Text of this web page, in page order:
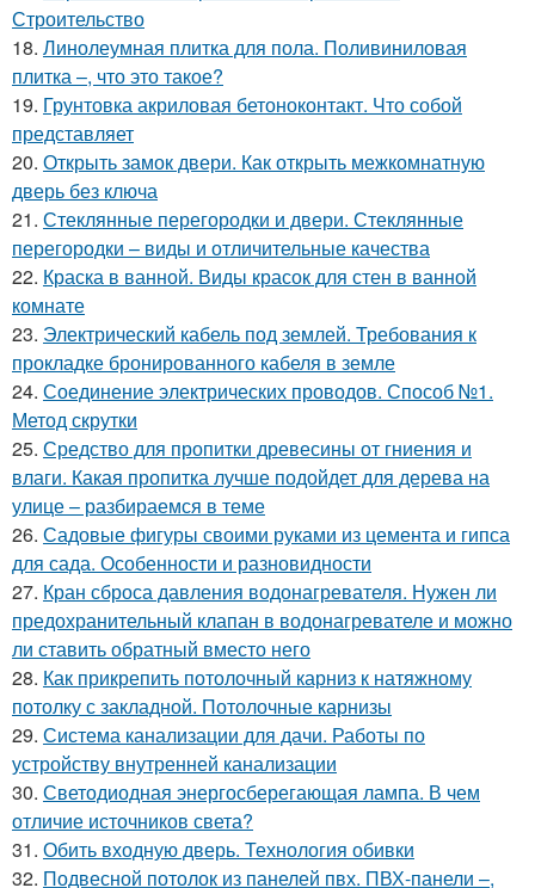
Строительство
18. Линолеумная плитка для пола. Поливиниловая
плитка –, что это такое?
19. Грунтовка акриловая бетоноконтакт. Что собой
представляет
20. Открыть замок двери. Как открыть межкомнатную
дверь без ключа
21. Стеклянные перегородки и двери. Стеклянные
перегородки – виды и отличительные качества
22. Краска в ванной. Виды красок для стен в ванной
комнате
23. Электрический кабель под землей. Требования к
прокладке бронированного кабеля в земле
24. Соединение электрических проводов. Способ №1.
Метод скрутки
25. Средство для пропитки древесины от гниения и
влаги. Какая пропитка лучше подойдет для дерева на
улице – разбираемся в теме
26. Садовые фигуры своими руками из цемента и гипса
для сада. Особенности и разновидности
27. Кран сброса давления водонагревателя. Нужен ли
предохранительный клапан в водонагревателе и можно
ли ставить обратный вместо него
28. Как прикрепить потолочный карниз к натяжному
потолку с закладной. Потолочные карнизы
29. Система канализации для дачи. Работы по
устройству внутренней канализации
30. Светодиодная энергосберегающая лампа. В чем
отличие источников света?
31. Обить входную дверь. Технология обивки
32. Подвесной потолок из панелей пвх. ПВХ-панели –,